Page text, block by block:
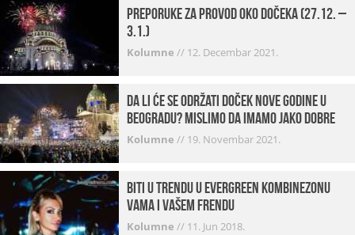
Preporuke za provod oko dočeka (27.12. –
3.1.)
Kolumne // 12. Decembar 2021.
Da li će se održati doček Nove godine u
Beogradu? Mislimo da imamo jako DOBRE
VESTI!
Kolumne // 19. Novembar 2021.
Biti u trendu u Evergreen kombinezonu
vama i vašem frendu
Kolumne // 11. Jun 2018.